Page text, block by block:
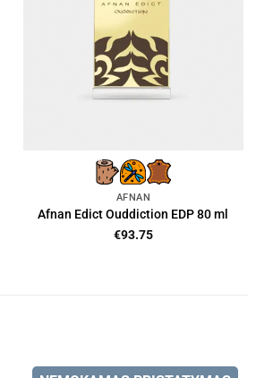
AFNAN
Afnan Edict Ouddiction EDP 80 ml
€93.75